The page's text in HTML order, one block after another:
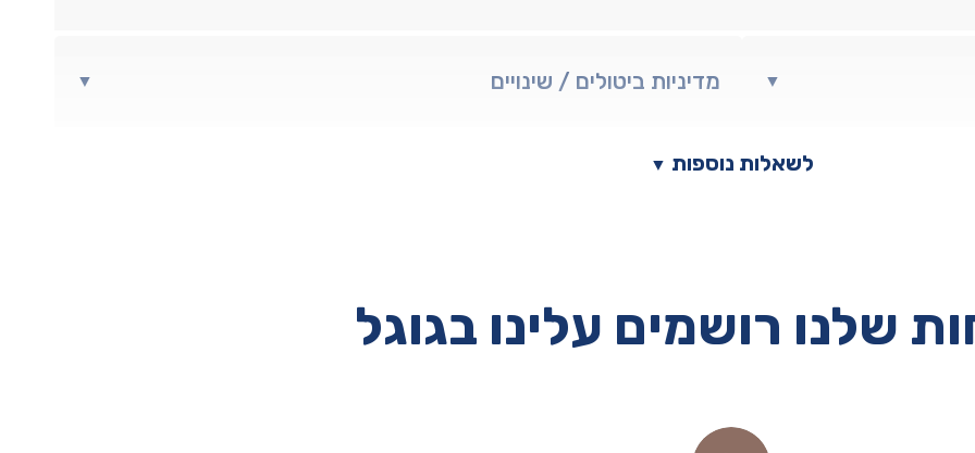
▼
▼ מדיניות ביטולים / שינויים
▼ לשאלות נוספות
שלנו רושמים עלינו בגוגל